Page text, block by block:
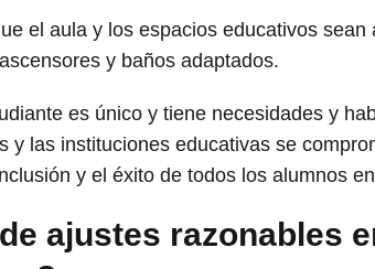
el aula y los espacios educativos
y baños adaptados.
es único y tiene necesidades y
y las instituciones educativas se
y el éxito de todos los alumnos
ajustes razonables